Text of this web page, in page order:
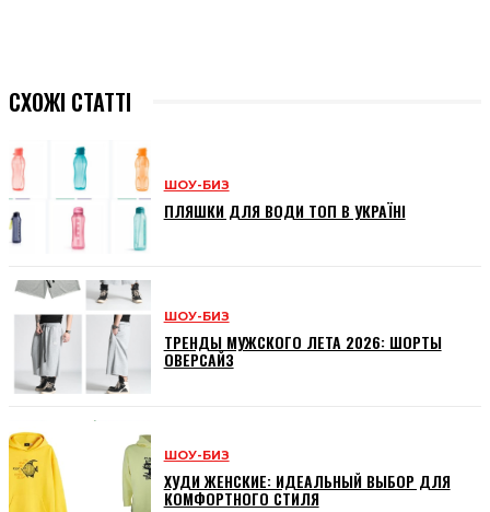
СХОЖІ СТАТТІ
ШОУ-БИЗ
ПЛЯШКИ ДЛЯ ВОДИ ТОП В УКРАЇНІ
ШОУ-БИЗ
ТРЕНДЫ МУЖСКОГО ЛЕТА 2026: ШОРТЫ
ОВЕРСАЙЗ
ШОУ-БИЗ
ХУДИ ЖЕНСКИЕ: ИДЕАЛЬНЫЙ ВЫБОР ДЛЯ
КОМФОРТНОГО СТИЛЯ